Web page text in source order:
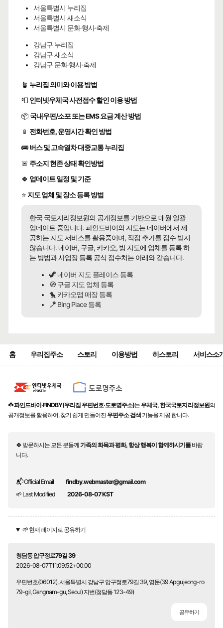
서울특별시 누리집
서울특별시 새소식
서울특별시 문화·행사·축제
강남구 누리집
강남구 새소식
강남구 문화·행사·축제
🪴 누리집 의미와 이용 방법
📮 인터넷우체국 사전접수 할인 이용 방법
📦 국내우편/소포 또는 EMS 요금 계산 방법
📱 전화번호, 운영시간 확인 방법
🚌버스 및 고속열차 대중교통 누리집
🚨 주소지 현존 상태 확인방법
🍀 업데이트 일정 및 기준
⭐ 지도 업체 및 장소 등록 방법
한국 국토지리정보원의 공개정보를 기반으로 매월 일괄
업데이트 중입니다. 파인드바이의 지도는 네이버에서 제
공하는 지도 서비스를 활용중이며, 직접 추가를 접수 받지
않습니다. 네이버, 구글, 카카오, 빙 지도에 업체를 등록 하
는 방법과 사업장 등록 공식 접수처는 아래와 같습니다.
🦖 네이버 지도 플레이스 등록
🧭 구글 지도 업체 등록
🐤 카카오맵 매장 등록
🪁 BIng Place 등록
홈 우리집주소 스토리 이용방법 히스토리 서비스소
☘️파인드바이·FINDBY(우리집 우편번호·도로명주소)는 우체국, 한국국토지리정보원의
공개정보를 활용하여, 찾기 쉽게 만들어진 우편주소 검색 기능을 제공 합니다.
🍀 방문하시는 모든 분들께가족의 화목과 평화, 항상 행복이 함께하시기를바랍
니다.
📬 Official Email
findby.webmaster@gmail.com
🌱 Last Modified
2026-08-07 KST
🌱 현재 페이지로 공유하기
청담동 압구정로79길 39
2026-08-07T11:09:52+00:00
우편번호(06012), 서울특별시 강남구 압구정로79길 39, 영문(39 Apgujeong-ro
79-gil, Gangnam-gu, Seoul) 지번(청담동 123-49)
공유하기